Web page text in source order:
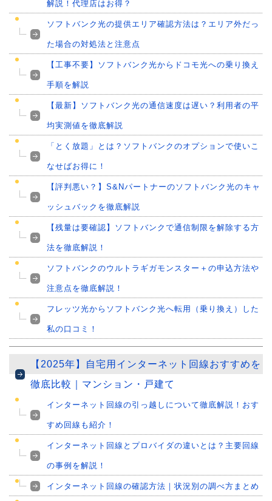
解説！代理店はお得？
ソフトバンク光の提供エリア確認方法は？エリア外だっ
た場合の対処法と注意点
【工事不要】ソフトバンク光からドコモ光への乗り換え
手順を解説
【最新】ソフトバンク光の通信速度は遅い？利用者の平
均実測値を徹底解説
「とく放題」とは？ソフトバンクのオプションで使いこ
なせばお得に！
【評判悪い？】S&Nパートナーのソフトバンク光のキャ
ッシュバックを徹底解説
【残量は要確認】ソフトバンクで通信制限を解除する方
法を徹底解説！
ソフトバンクのウルトラギガモンスター＋の申込方法や
注意点を徹底解説！
フレッツ光からソフトバンク光へ転用（乗り換え）した
私の口コミ！
【2025年】自宅用インターネット回線おすすめを
徹底比較｜マンション・戸建て
インターネット回線の引っ越しについて徹底解説！おす
すめ回線も紹介！
インターネット回線とプロバイダの違いとは？主要回線
の事例を解説！
インターネット回線の確認方法｜状況別の調べ方まとめ